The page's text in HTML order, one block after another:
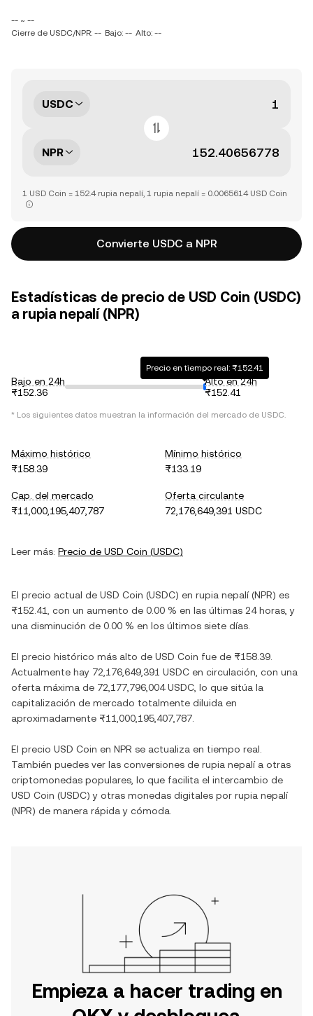
-- ~ --
Cierre de USDC/NPR: -- Bajo: -- Alto: --
USDC
NPR
1 USD Coin = 152.4 rupia nepalí, 1 rupia nepalí = 0.0065614 USD Coin
Convierte USDC a NPR
Estadísticas de precio de USD Coin (USDC)
a rupia nepalí (NPR)
Bajo en 24h
₨152.36
Precio en tiempo real: ₨152.41
Alto en 24h
₨152.41
* Los siguientes datos muestran la información del mercado de USDC.
Máximo histórico
₨158.39
Mínimo histórico
₨133.19
Cap. del mercado
₨11,000,195,407,787
Oferta circulante
72,176,649,391 USDC
Leer más: Precio de USD Coin (USDC)
El precio actual de USD Coin (USDC) en rupia nepalí(NPR) es
₨152.41
, con un aumento de 0.00 % en las últimas 24 horas, y
una disminución de 0.00 % en los últimos siete días.
El precio histórico más alto de USD Coin fue de ₨158.39
Actualmente hay 72,176,649,391 USDC en circulación, con una
oferta máxima de 72,177,796,004 USDC , lo que sitúa la
capitalización de mercado totalmente diluida en
aproximadamente ₨11,000,195,407,787
El precio USD Coin en NPR se actualiza en tiempo real.
También puedes ver las conversiones de rupia nepalía otras
criptomonedas populares, lo que facilita el intercambio de
USD Coin (USDC) y otras monedas digitales por rupia nepalí
(NPR) de manera rápida y cómoda.
Empieza a hacer trading en